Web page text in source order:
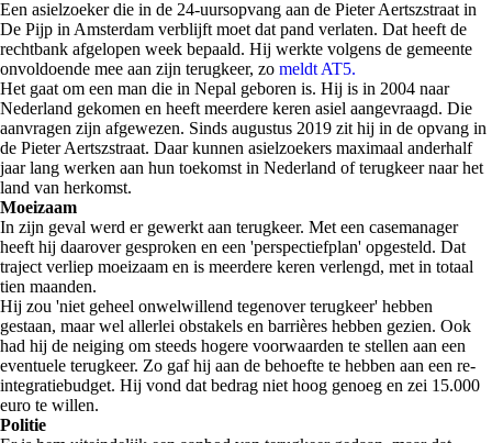
Een asielzoeker die in de 24-uursopvang aan de Pieter Aertszstraat in
De Pijp in Amsterdam verblijft moet dat pand verlaten. Dat heeft de
rechtbank afgelopen week bepaald. Hij werkte volgens de gemeente
onvoldoende mee aan zijn terugkeer, zo meldt AT5.
Het gaat om een man die in Nepal geboren is. Hij is in 2004 naar
Nederland gekomen en heeft meerdere keren asiel aangevraagd. Die
aanvragen zijn afgewezen. Sinds augustus 2019 zit hij in de opvang in
de Pieter Aertszstraat. Daar kunnen asielzoekers maximaal anderhalf
jaar lang werken aan hun toekomst in Nederland of terugkeer naar het
land van herkomst.
Moeizaam
In zijn geval werd er gewerkt aan terugkeer. Met een casemanager
heeft hij daarover gesproken en een 'perspectiefplan' opgesteld. Dat
traject verliep moeizaam en is meerdere keren verlengd, met in totaal
tien maanden.
Hij zou 'niet geheel onwelwillend tegenover terugkeer' hebben
gestaan, maar wel allerlei obstakels en barrières hebben gezien. Ook
had hij de neiging om steeds hogere voorwaarden te stellen aan een
eventuele terugkeer. Zo gaf hij aan de behoefte te hebben aan een re-
integratiebudget. Hij vond dat bedrag niet hoog genoeg en zei 15.000
euro te willen.
Politie